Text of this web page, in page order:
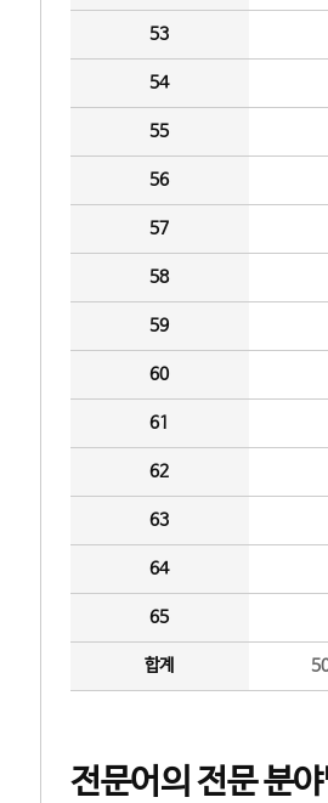
53
54
55
56
57
58
59
60
61
62
63
64
65
합계
전문어의 전문 분